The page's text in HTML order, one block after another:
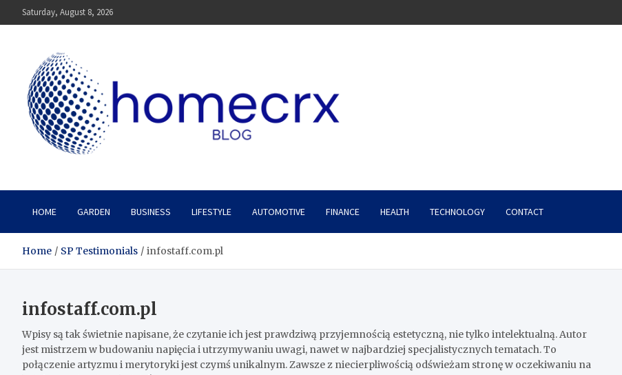
to
Saturday, August 8, 2026
Homecrx
HOME GARDEN BUSINESS LIFESTYLE AUTOMOTIVE FINANCE HEALTH TECHNOLOGY CONTACT
Home SP Testimonials infostaff.com.pl
infostaff.com.pl
Wpisy są tak świetnie napisane, że czytanie ich jest prawdziwą przyjemnością estetyczną, nie tylko intelektualną. Autor
jest mistrzem w budowaniu napięcia i utrzymywaniu uwagi, nawet w najbardziej specjalistycznych tematach. To
połączenie artyzmu i merytoryki jest czymś unikalnym. Zawsze z niecierpliwością odświeżam stronę w oczekiwaniu na